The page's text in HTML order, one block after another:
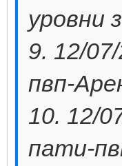
уровни
9. 12/
пвп-
10. 12/
пати-